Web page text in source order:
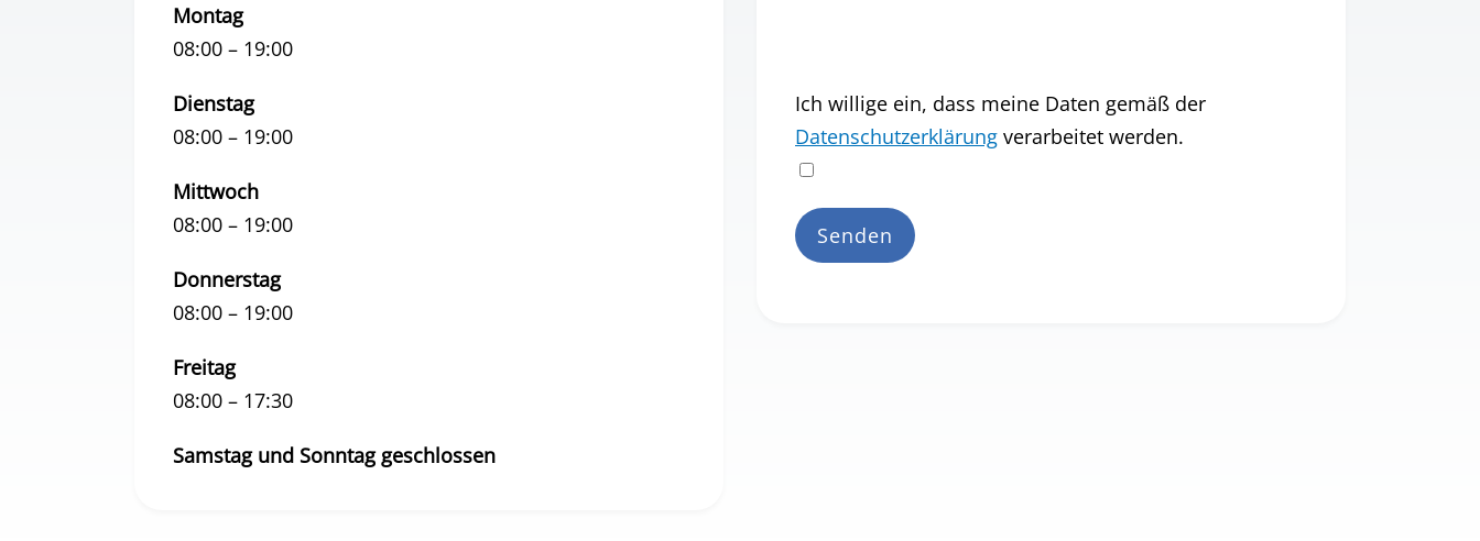
Montag
08:00 – 19:00
Dienstag
08:00 – 19:00
Mittwoch
08:00 – 19:00
Donnerstag
08:00 – 19:00
Freitag
08:00 – 17:30
Samstag und Sonntag geschlossen
Ich willige ein, dass meine Daten gemäß der
Datenschutzerklärung verarbeitet werden.